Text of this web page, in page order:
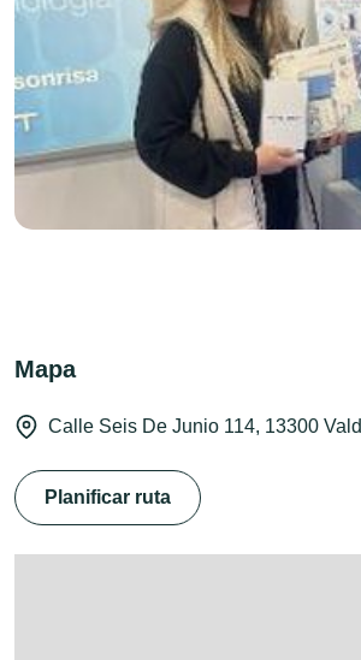
Mapa
Calle Seis De Junio 114, 13300
Planificar ruta